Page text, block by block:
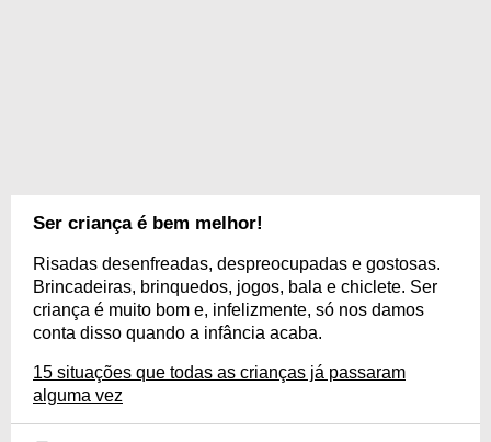
Ser criança é bem melhor!
Risadas desenfreadas, despreocupadas e gostosas.
Brincadeiras, brinquedos, jogos, bala e chiclete. Ser
criança é muito bom e, infelizmente, só nos damos
conta disso quando a infância acaba.
15 situações que todas as crianças já passaram
alguma vez